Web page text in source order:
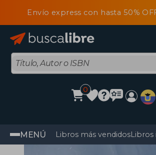
Envío express con hasta 50%
0
MENÚ Libros más vendidosLibros